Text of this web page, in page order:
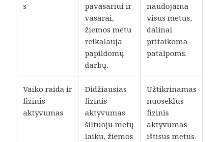
s
pavasariui ir
vasarai,
žiemos metu
reikalauja
papildomų
darbų.
naudojama
visus metus,
dalinai
pritaikoma
patalpoms.
Vaiko raida ir
fizinis
aktyvumas
Didžiausias
fizinis
aktyvumas
šiltuoju metų
laiku, žiemos
Užtikrinamas
nuoseklus
fizinis
aktyvumas
ištisus metus.